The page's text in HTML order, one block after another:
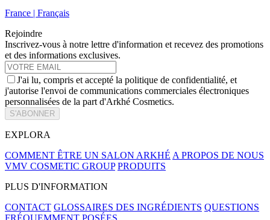
France | Français
Rejoindre
Inscrivez-vous à notre lettre d'information et recevez des promotions
et des informations exclusives.
J'ai lu, compris et accepté la politique de confidentialité, et
j'autorise l'envoi de communications commerciales électroniques
personnalisées de la part d'Arkhé Cosmetics.
S'ABONNER
EXPLORA
COMMENT ÊTRE UN SALON ARKHÉ A PROPOS DE NOUS
VMV COSMETIC GROUP PRODUITS
PLUS D'INFORMATION
CONTACT GLOSSAIRES DES INGRÉDIENTS QUESTIONS